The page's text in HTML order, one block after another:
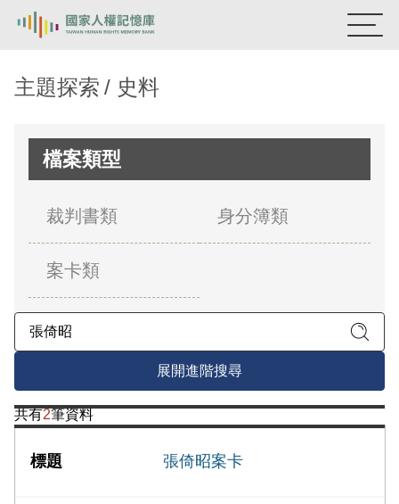
新生訓導處
關於我們
意見信箱
主題探索 史料
檔案類型
裁判書類 身分簿類
案卡類
展開進階搜尋
共有2筆資料
張倚昭案卡